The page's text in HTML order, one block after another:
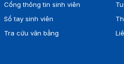
Cổng thông tin sinh viên
Sổ tay sinh viên
Tra cứu văn bằng